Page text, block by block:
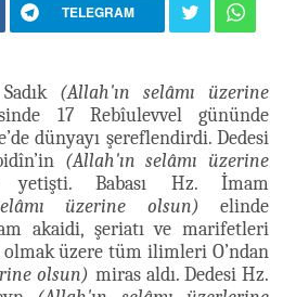
TELEGRAM
(Allah'ın selâmı üzerine
17 Rebîulevvel gününde
dünyayı şereflendirdi. Dedesi
(Allah'ın selâmı üzerine
yetişti. Babası Hz. İmam
üzerine olsun) elinde
akaidi, şeriatı ve marifetleri
üzere tüm ilimleri O’ndan
olsun) miras aldı. Dedesi Hz.